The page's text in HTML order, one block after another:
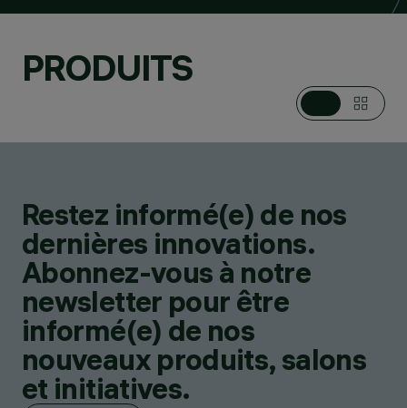
PRODUITS
Restez informé(e) de nos
dernières innovations.
Abonnez-vous à notre
newsletter pour être
informé(e) de nos
nouveaux produits, salons
et initiatives.